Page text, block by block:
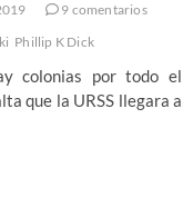
9 comentarios
Phillip K Dick
colonias por todo el
que la URSS llegara a